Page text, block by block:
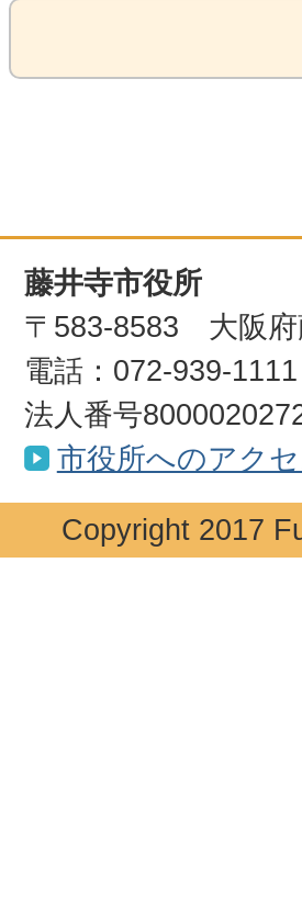
藤井寺市役所
〒583-8583 大阪府
電話：072-939-
法人番号
市役所へのアクセ
Copyright 2017